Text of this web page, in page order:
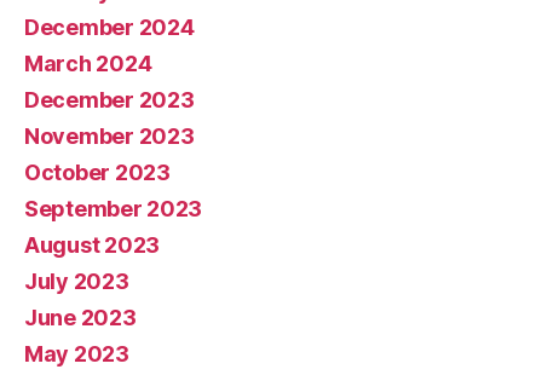
December 2024
March 2024
December 2023
November 2023
October 2023
September 2023
August 2023
July 2023
June 2023
May 2023